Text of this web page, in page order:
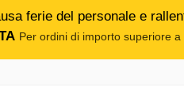
ferie del personale e
Per ordini di importo superiore